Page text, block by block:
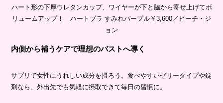
ハート形の下厚ウレタンカップ、ワイヤーが下と脇から寄せ上げてボ
リュームアップ！ ハートブラ すみれパープル￥3,600／ピーチ・ジ
ョン
内側から補うケアで理想のバストへ導く
サプリで女性にうれしい成分を摂ろう。食べやすいゼリータイプや錠
剤なら、外出先でも気軽に摂取できて毎日の習慣に。